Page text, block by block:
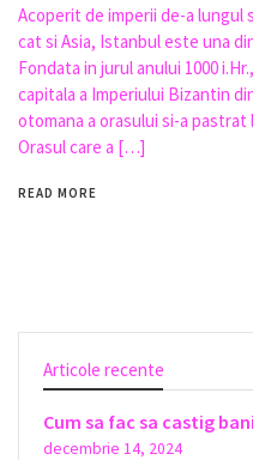
Acoperit de imperii de-a
cat si Asia, Istanbul este una
Fondata in jurul anului 1000
capitala a Imperiului Bizantin
otomana a orasului si-a pastrat
Orasul care a […]
READ MORE
Articole recente
Cum sa fac sa castig
decembrie 14, 2024